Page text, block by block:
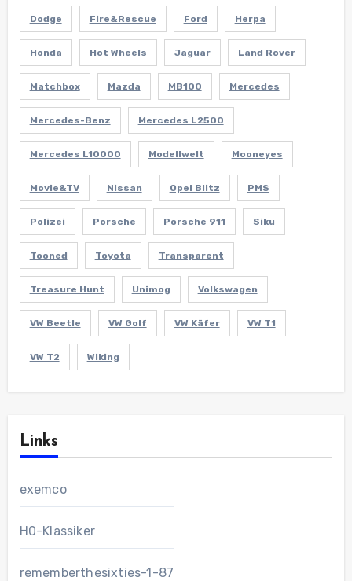
Dodge Fire&Rescue Ford Herpa
Honda Hot Wheels Jaguar Land Rover
Matchbox Mazda MB100 Mercedes
Mercedes-Benz Mercedes L2500
Mercedes L10000 Modellwelt Mooneyes
Movie&TV Nissan Opel Blitz PMS
Polizei Porsche Porsche 911 Siku
Tooned Toyota Transparent
Treasure Hunt Unimog Volkswagen
VW Beetle VW Golf VW Käfer VW T1
VW T2 Wiking
Links
exemco
H0-Klassiker
rememberthesixties-1-87